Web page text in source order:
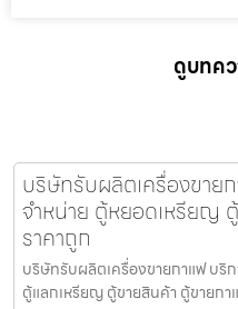
ดูบทค
บริษัทรับผลิตเครื่องขาย
จำหน่าย ตู้หยอดเหรียญ
ราคาถูก
บริษัทรับผลิตเครื่องขายกาแฟ บริ
ตู้แลกเหรียญ ตู้ขายสินค้า ตู้ขายก